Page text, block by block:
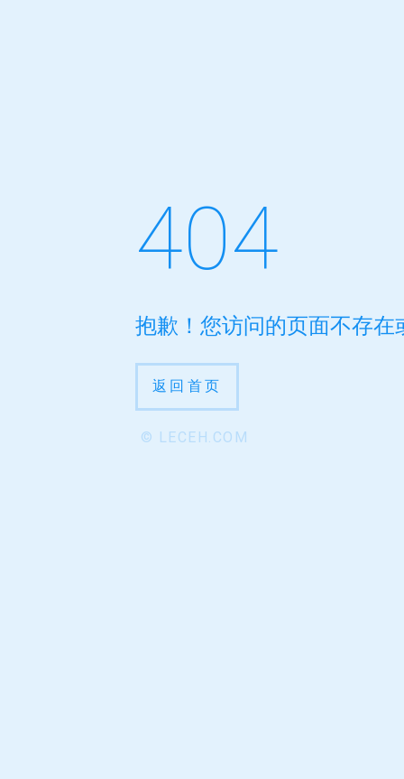
404
抱歉！您访问的页面不存在
返回首页
© LECEH.COM